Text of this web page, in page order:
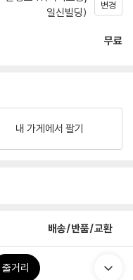
일신빌딩)
변경
무료
내 가게에서 팔기
배송/반품/교환
줄거리